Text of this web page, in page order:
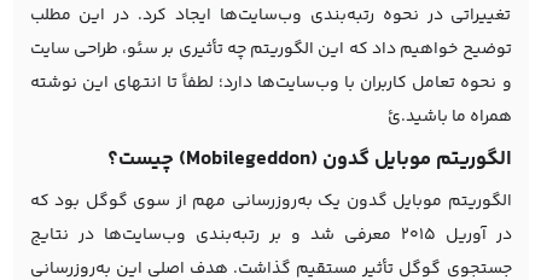
تغییراتی در نحوه رتبه‌بندی وب‌سایت‌ها ایجاد کرد. در این مطلب
توضیح خواهیم داد که این الگوریتم چه تأثیری بر سئو، طراحی سایت
و نحوه تعامل کاربران با وب‌سایت‌ها دارد؛ لطفاً تا انتهای این نوشته
همراه ما باشید.ئ
الگوریتم موبایل گدون (Mobilegeddon) چیست؟
الگوریتم موبایل گدون یک به‌روزرسانی مهم از سوی گوگل بود که
در آوریل ۲۰۱۵ معرفی شد و بر رتبه‌بندی وب‌سایت‌ها در نتایج
جستجوی گوگل تأثیر مستقیم گذاشت. هدف اصلی این به‌روزرسانی